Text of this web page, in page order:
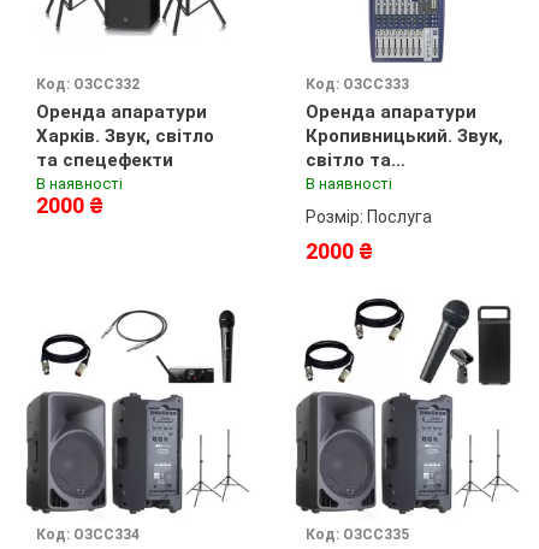
Код: ОЗСС332
Оренда апаратури
Харків. Звук, світло
та спецефекти
В наявності
2000 ₴
Код: ОЗСС333
Оренда апаратури
Кропивницький. Звук,
світло та
спецефекти
В наявності
Розмір: Послуга
2000 ₴
Код: ОЗСС334 Код: ОЗСС335